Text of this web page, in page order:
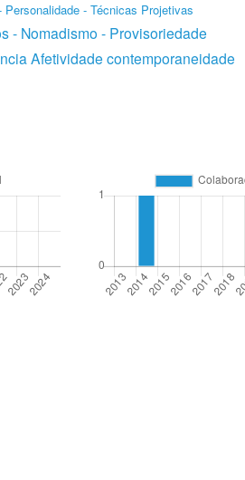
Personalidade - Técnicas Projetivas
- Nomadismo - Provisoriedade
Afetividade contemporaneidade